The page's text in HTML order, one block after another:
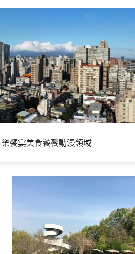
饗宴美食饕餮動漫領域